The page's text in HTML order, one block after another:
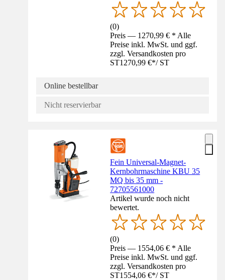
(0)
Preis — 1270,99 € * Alle
Preise inkl. MwSt. und ggf.
zzgl. Versandkosten pro
ST1270,99 €*/ ST
Online bestellbar
Nicht reservierbar
Fein Universal-Magnet-
Kernbohrmaschine KBU 35
MQ bis 35 mm -
72705561000
Artikel wurde noch nicht
bewertet.
(0)
Preis — 1554,06 € * Alle
Preise inkl. MwSt. und ggf.
zzgl. Versandkosten pro
ST1554,06 €*/ ST